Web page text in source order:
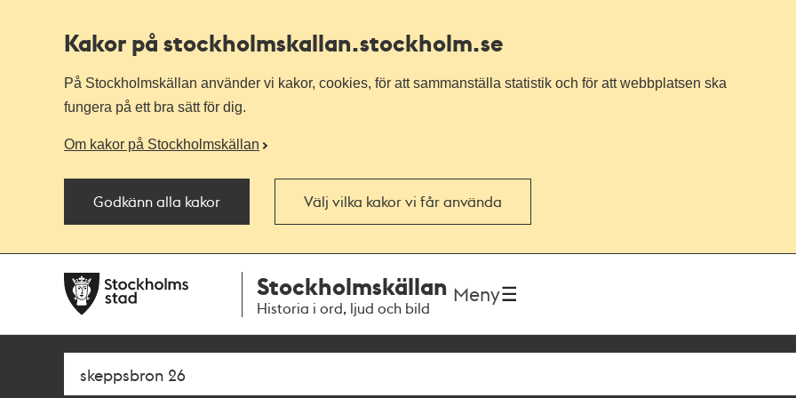
Kakor på stockholmskallan.stockholm.se
På Stockholmskällan använder vi kakor, cookies, för att sammanställa statistik och för att webbplatsen ska
fungera på ett bra sätt för dig.
Om kakor på Stockholmskällan
Godkänn alla kakor Välj vilka kakor vi får använda
navigationen
huvudinnehållet
Stockholmskällan
Historia i ord, ljud och bild
Meny
Sök